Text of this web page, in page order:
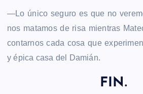
—Lo único seguro es que no
nos matamos de risa mientras
contarnos cada cosa que
y épica casa del Damián.
FIN.